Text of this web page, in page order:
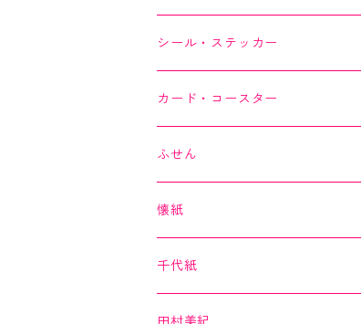
オリジナルシリーズ
作家シリーズ
YUNOKI
Kimono美
美MONDE
デコレーションテープ（クリアテープ）
田村美紀
クリアテープ
切子
日本の伝統美
シール・ステッカー
カード・コースター
スイーツカード
YUNOKI
田村美紀
ふせん
懐紙
Kimono美
美MONDE
千代紙